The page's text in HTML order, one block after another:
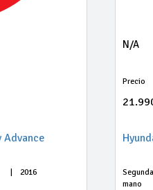
Advance
2016
N/A
Precio
Segunda
mano